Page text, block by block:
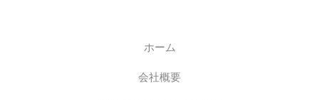
ホーム
会社概要